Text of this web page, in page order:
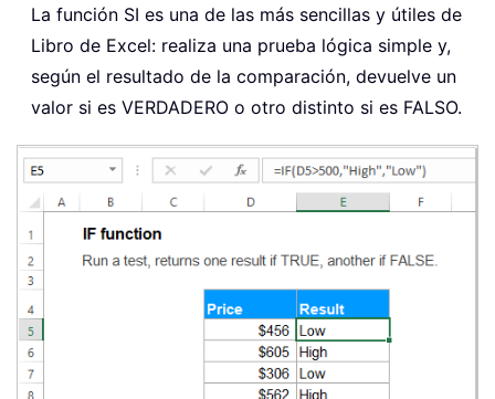
La función SI es una de las más sencillas y útiles de
Libro de Excel: realiza una prueba lógica simple y,
según el resultado de la comparación, devuelve un
valor si es VERDADERO o otro distinto si es FALSO.